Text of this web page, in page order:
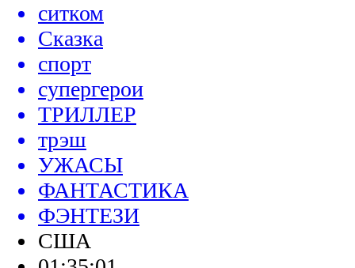
ситком
Сказка
спорт
супергерои
ТРИЛЛЕР
трэш
УЖАСЫ
ФАНТАСТИКА
ФЭНТЕЗИ
США